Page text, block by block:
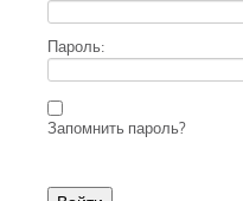
Пароль:
Запомнить пароль?